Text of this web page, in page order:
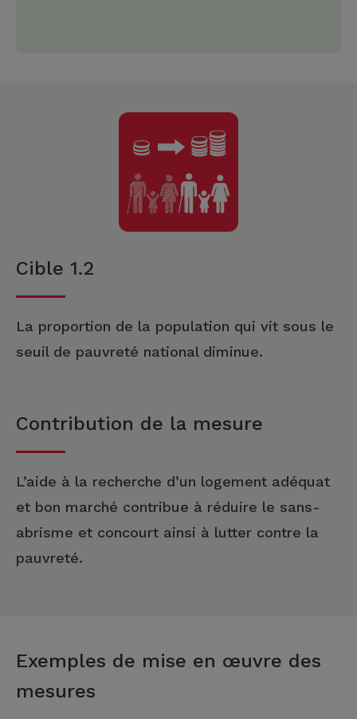
Cible 1.2
La proportion de la population qui vit sous le
seuil de pauvreté national diminue.
Contribution de la mesure
L’aide à la recherche d’un logement adéquat
et bon marché contribue à réduire le sans-
abrisme et concourt ainsi à lutter contre la
pauvreté.
Exemples de mise en œuvre des
mesures